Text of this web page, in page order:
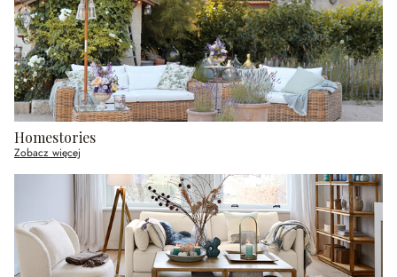
Homestories
Zobacz więcej